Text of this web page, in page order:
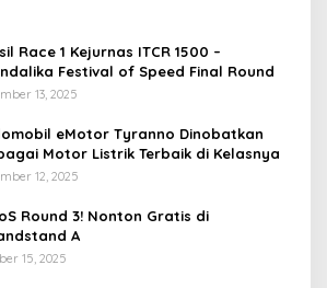
Race 1 Kejurnas ITCR 1500 –
Festival of Speed Final Round
13, 2025
eMotor Tyranno Dinobatkan
Motor Listrik Terbaik di Kelasnya
12, 2025
Round 3! Nonton Gratis di
A
15, 2025